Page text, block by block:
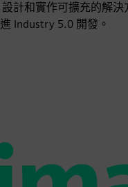
計和實作可擴充的解決
Industry 5.0 開發。